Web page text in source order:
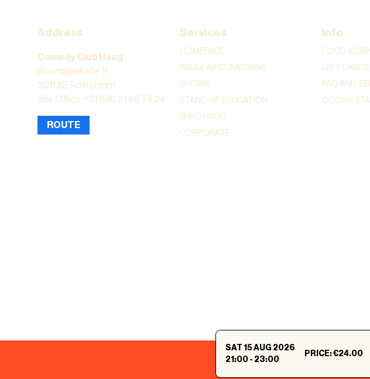
SAT 15 AUG 2026
21:00 - 23:00
PRICE:€24.00
Address
Comedy Club Haug
Boompjeskade 11
3011 XE Rotterdam
Box Office: +31 (0)6 21 86 74 24
ROUTE
Services
HOMEPAGE
REGULAR COMEDIANS
SHOWS
STAND-UP EDUCATION
BURO HAUG
CORPORATE
Info
FOOD &
GIFT CARDS
FAQ AND
COOKIE
Comedy Club